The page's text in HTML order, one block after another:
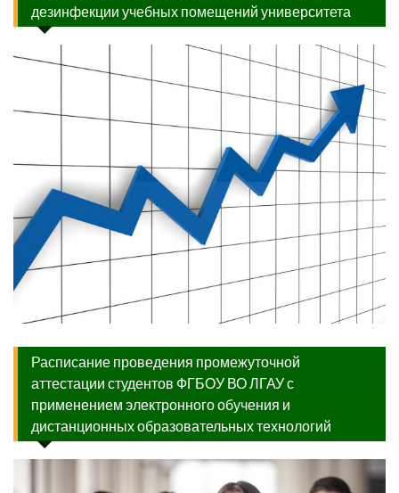
дезинфекции учебных помещений университета
Расписание проведения промежуточной
аттестации студентов ФГБОУ ВО ЛГАУ с
применением электронного обучения и
дистанционных образовательных технологий